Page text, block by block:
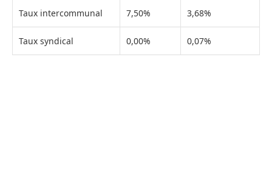
Taux intercommunal 7,50% 3,68%
Taux syndical 0,00% 0,07%